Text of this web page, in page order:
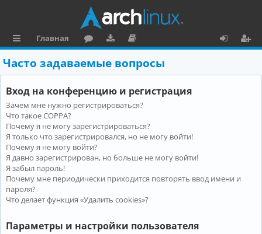
ы
л
к
и
Главная
ру
м
ру
зк
и
ку
м
е
н
та
ц
и
я
о
и
Часто задаваемые вопросы
Вход на конференцию и регистрация
Зачем мне нужно регистрироваться?
Что такое COPPA?
Почему я не могу зарегистрироваться?
Я только что зарегистрировался, но не могу войти!
Почему я не могу войти?
Я давно зарегистрирован, но больше не могу войти!
Я забыл пароль!
Почему мне периодически приходится повторять ввод имени и
пароля?
Что делает функция «Удалить cookies»?
Параметры и настройки пользователя